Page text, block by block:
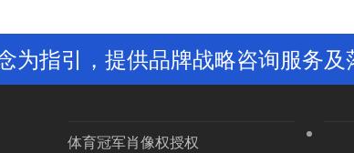
为指引，提供品牌战略咨询服务及
体育冠军肖像权授权